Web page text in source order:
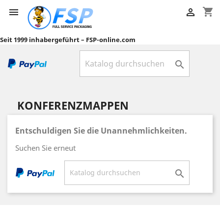
 shopping_cart

Seit 1999 inhabergeführt – FSP-online.com

KONFERENZMAPPEN
Entschuldigen Sie die Unannehmlichkeiten.
Suchen Sie erneut
